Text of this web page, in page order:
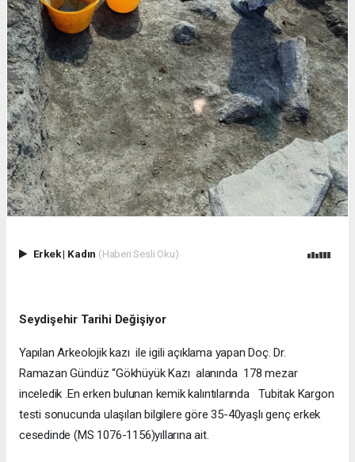
Erkek| Kadın (Haberi Sesli Oku)
Seydişehir Tarihi Değişiyor
Yapılan Arkeolojik kazı ile igili açıklama yapan Doç. Dr.
Ramazan Gündüz “Gökhüyük Kazı alanında 178 mezar
inceledik .En erken bulunan kemik kalıntılarında Tubitak Kargon
testi sonucunda ulaşılan bilgilere göre 35-40yaşlı genç erkek
cesedinde (MS 1076-1156)yıllarına ait.